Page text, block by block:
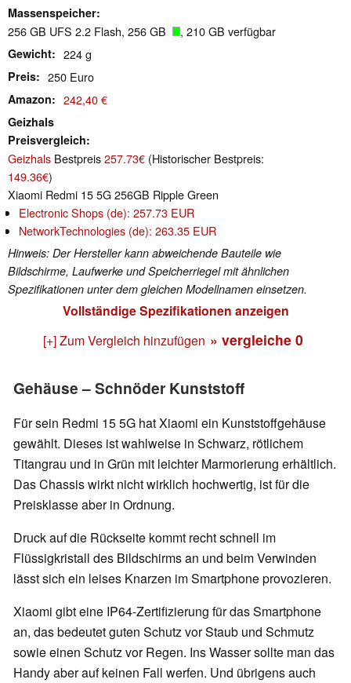
Massenspeicher
256 GB UFS 2.2 Flash, 256 GB , 210 GB verfügbar
Gewicht 224 g
Preis 250 Euro
Amazon 242,40 €
Geizhals
Preisvergleich
Geizhals Bestpreis257.73€ (Historischer Bestpreis:
149.36€)
Xiaomi Redmi 15 5G 256GB Ripple Green
Electronic Shops (de): 257.73 EUR
NetworkTechnologies (de): 263.35 EUR
Hinweis: Der Hersteller kann abweichende Bauteile wie
Bildschirme, Laufwerke und Speicherriegel mit ähnlichen
Spezifikationen unter dem gleichen Modellnamen einsetzen.
Vollständige Spezifikationen anzeigen
[+] Zum Vergleich hinzufügen » vergleiche 0
Gehäuse – Schnöder Kunststoff
Für sein Redmi 15 5G hat Xiaomi ein Kunststoffgehäuse
gewählt. Dieses ist wahlweise in Schwarz, rötlichem
Titangrau und in Grün mit leichter Marmorierung erhältlich.
Das Chassis wirkt nicht wirklich hochwertig, ist für die
Preisklasse aber in Ordnung.
Druck auf die Rückseite kommt recht schnell im
Flüssigkristall des Bildschirms an und beim Verwinden
lässt sich ein leises Knarzen im Smartphone provozieren.
Xiaomi gibt eine IP64-Zertifizierung für das Smartphone
an, das bedeutet guten Schutz vor Staub und Schmutz
sowie einen Schutz vor Regen. Ins Wasser sollte man das
Handy aber auf keinen Fall werfen. Und übrigens auch